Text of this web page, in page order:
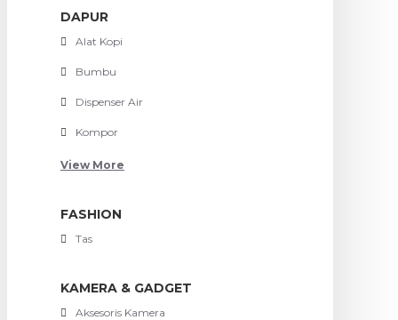
DAPUR
Alat Kopi
Bumbu
Dispenser Air
Kompor
View More
FASHION
Tas
KAMERA & GADGET
Aksesoris Kamera